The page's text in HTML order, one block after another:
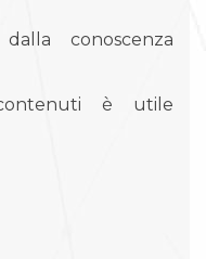
conoscenza
è utile